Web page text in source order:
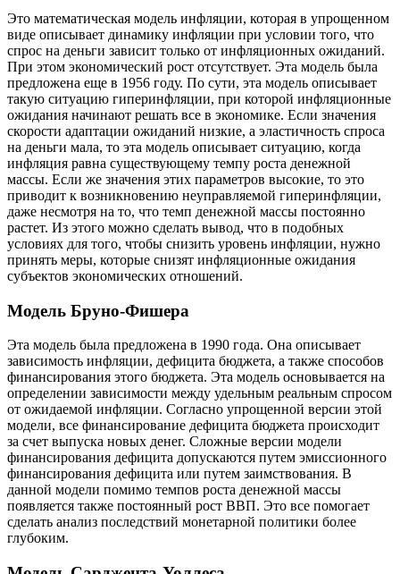
Это математическая модель инфляции, которая в упрощенном
виде описывает динамику инфляции при условии того, что
спрос на деньги зависит только от инфляционных ожиданий.
При этом экономический рост отсутствует. Эта модель была
предложена еще в 1956 году. По сути, эта модель описывает
такую ситуацию гиперинфляции, при которой инфляционные
ожидания начинают решать все в экономике. Если значения
скорости адаптации ожиданий низкие, а эластичность спроса
на деньги мала, то эта модель описывает ситуацию, когда
инфляция равна существующему темпу роста денежной
массы. Если же значения этих параметров высокие, то это
приводит к возникновению неуправляемой гиперинфляции,
даже несмотря на то, что темп денежной массы постоянно
растет. Из этого можно сделать вывод, что в подобных
условиях для того, чтобы снизить уровень инфляции, нужно
принять меры, которые снизят инфляционные ожидания
субъектов экономических отношений.
Модель Бруно-Фишера
Эта модель была предложена в 1990 года. Она описывает
зависимость инфляции, дефицита бюджета, а также способов
финансирования этого бюджета. Эта модель основывается на
определении зависимости между удельным реальным спросом
от ожидаемой инфляции. Согласно упрощенной версии этой
модели, все финансирование дефицита бюджета происходит
за счет выпуска новых денег. Сложные версии модели
финансирования дефицита допускаются путем эмиссионного
финансирования дефицита или путем заимствования. В
данной модели помимо темпов роста денежной массы
появляется также постоянный рост ВВП. Это все помогает
сделать анализ последствий монетарной политики более
глубоким.